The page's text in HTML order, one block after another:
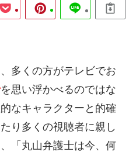
多くの方がテレビでお
を思い浮かべるのではな
なキャラクターと的確
り多くの視聴者に親し
「丸山弁護士は今、何